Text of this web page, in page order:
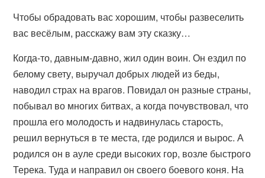
Чтобы обрадовать вас хорошим, чтобы развеселить
вас весёлым, расскажу вам эту сказку…
Когда-то, давным-давно, жил один воин. Он ездил по
белому свету, выручал добрых людей из беды,
наводил страх на врагов. Повидал он разные страны,
побывал во многих битвах, а когда почувствовал, что
прошла его молодость и надвинулась старость,
решил вернуться в те места, где родился и вырос. А
родился он в ауле среди высоких гор, возле быстрого
Терека. Туда и направил он своего боевого коня. На